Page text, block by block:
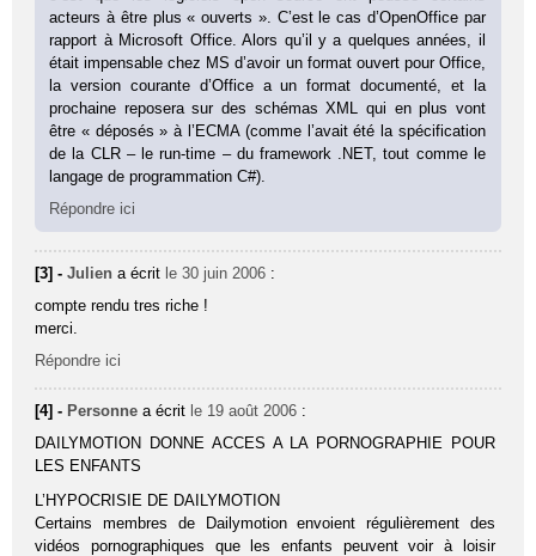
acteurs à être plus « ouverts ». C’est le cas d’OpenOffice par
rapport à Microsoft Office. Alors qu’il y a quelques années, il
était impensable chez MS d’avoir un format ouvert pour Office,
la version courante d’Office a un format documenté, et la
prochaine reposera sur des schémas XML qui en plus vont
être « déposés » à l’ECMA (comme l’avait été la spécification
de la CLR – le run-time – du framework .NET, tout comme le
langage de programmation C#).
Répondre ici
[3] -Julien a écrit le 30 juin 2006 :
compte rendu tres riche !
merci.
Répondre ici
[4] - Personne a écrit le 19 août 2006 :
DAILYMOTION DONNE ACCES A LA PORNOGRAPHIE POUR
LES ENFANTS
L’HYPOCRISIE DE DAILYMOTION
Certains membres de Dailymotion envoient régulièrement des
vidéos pornographiques que les enfants peuvent voir à loisir